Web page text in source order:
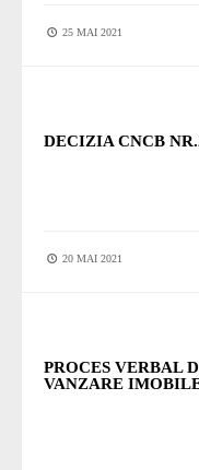
25 MAI 2021
DECIZIA CNCB
20 MAI 2021
PROCES VERBAL
VANZARE